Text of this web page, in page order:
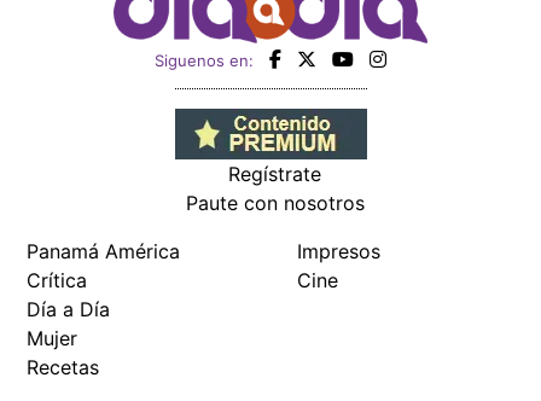
Siguenos en:
Regístrate
Paute con nosotros
Panamá América
Crítica
Día a Día
Mujer
Recetas
Impresos
Cine